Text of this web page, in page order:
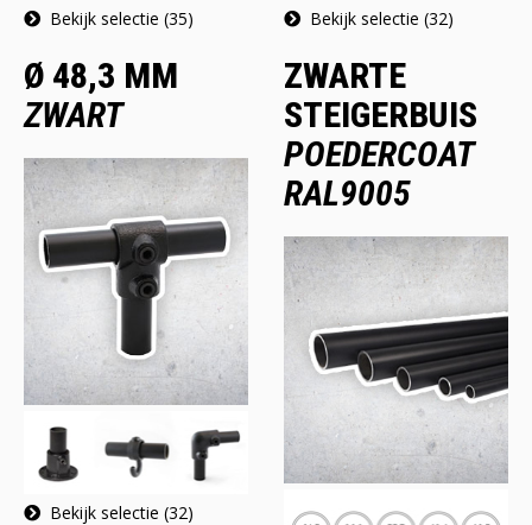
Bekijk selectie (35) Bekijk selectie (32)
Ø 48,3 MM
ZWART
Bekijk selectie (32)
ZWARTE
STEIGERBUIS
POEDERCOAT
RAL9005